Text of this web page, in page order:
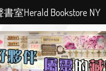
室Herald Bookstore NY